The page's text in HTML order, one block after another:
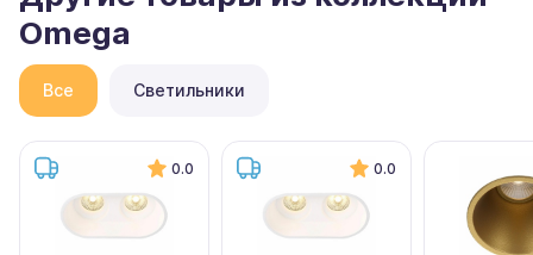
Omega
Все Светильники
0.0 0.0